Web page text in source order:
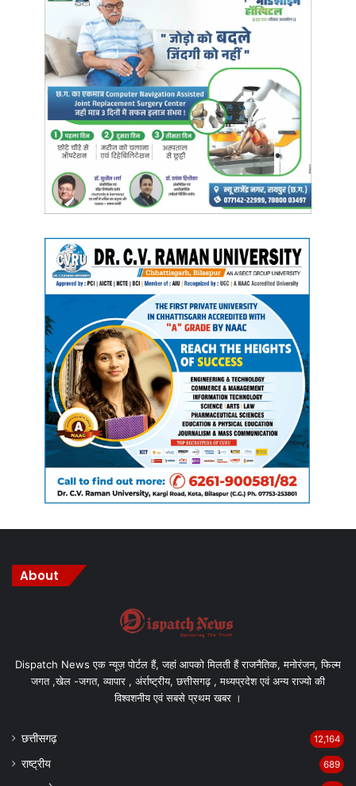
Manish Tiwari
About
Dispatch News एक न्यूज़ पोर्टल हैं, जहां आपको मिलती हैं राजनैतिक, मनोरंजन, फिल्म
जगत ,खेल -जगत, व्यापार , अंर्राष्ट्रीय, छत्तीसगढ़ , मध्यप्रदेश एवं अन्य राज्यो की
विश्वशनीय एवं सबसे प्रथम खबर ।
छत्तीसगढ़ 12,164
राष्ट्रीय 689